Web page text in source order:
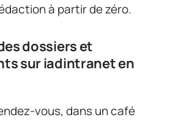
à partir de zéro.
dossiers et
sur iadintranet en
vous, dans un café